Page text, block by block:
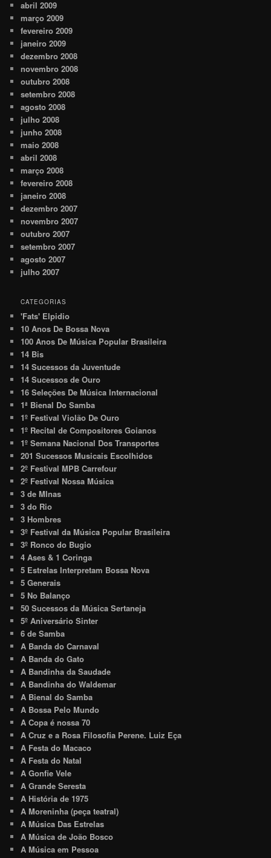
abril 2009
março 2009
fevereiro 2009
janeiro 2009
dezembro 2008
novembro 2008
outubro 2008
setembro 2008
agosto 2008
julho 2008
junho 2008
maio 2008
abril 2008
março 2008
fevereiro 2008
janeiro 2008
dezembro 2007
novembro 2007
outubro 2007
setembro 2007
agosto 2007
julho 2007
CATEGORIAS
'Fats' Elpidio
10 Anos De Bossa Nova
100 Anos De Música Popular Brasileira
14 Bis
14 Sucessos da Juventude
14 Sucessos de Ouro
16 Seleções De Música Internacional
1ª Bienal Do Samba
1º Festival Violão De Ouro
1º Recital de Compositores Goianos
1º Semana Nacional Dos Transportes
201 Sucessos Musicais Escolhidos
2º Festival MPB Carrefour
2º Festival Nossa Música
3 de MInas
3 do Rio
3 Hombres
3º Festival da Música Popular Brasileira
3º Ronco do Bugio
4 Ases & 1 Coringa
5 Estrelas Interpretam Bossa Nova
5 Generais
5 No Balanço
50 Sucessos da Música Sertaneja
5º Aniversário Sinter
6 de Samba
A Banda do Carnaval
A Banda do Gato
A Bandinha da Saudade
A Bandinha do Waldemar
A Bienal do Samba
A Bossa Pelo Mundo
A Copa é nossa 70
A Cruz e a Rosa Filosofia Perene. Luiz Eça
A Festa do Macaco
A Festa do Natal
A Gonfie Vele
A Grande Seresta
A História de 1975
A Moreninha (peça teatral)
A Música Das Estrelas
A Música de João Bosco
A Música em Pessoa